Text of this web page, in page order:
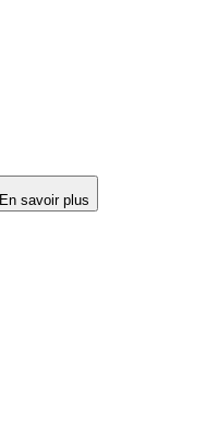
En savoir plus